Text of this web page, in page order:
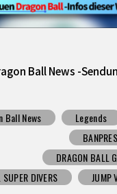
Ball News -
Ball News Legends
DRAGON BALL
DIVERS
JUMP